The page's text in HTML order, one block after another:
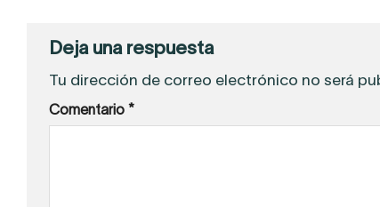
Deja una respuesta
Tu dirección de correo electrónico no será
Comentario *